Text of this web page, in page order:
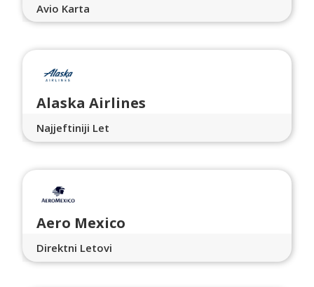
Avio Karta
Alaska Airlines
Najjeftiniji Let
Aero Mexico
Direktni Letovi